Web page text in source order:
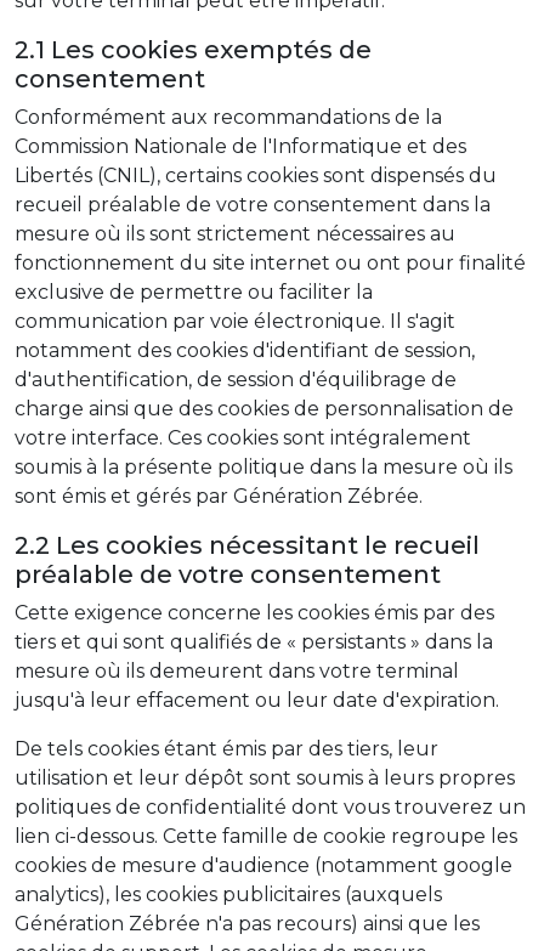
2.1 Les cookies exemptés de
consentement
Conformément aux recommandations de la
Commission Nationale de l'Informatique et des
Libertés (CNIL), certains cookies sont dispensés du
recueil préalable de votre consentement dans la
mesure où ils sont strictement nécessaires au
fonctionnement du site internet ou ont pour finalité
exclusive de permettre ou faciliter la
communication par voie électronique. Il s'agit
notamment des cookies d'identifiant de session,
d'authentification, de session d'équilibrage de
charge ainsi que des cookies de personnalisation de
votre interface. Ces cookies sont intégralement
soumis à la présente politique dans la mesure où ils
sont émis et gérés par Génération Zébrée.
2.2 Les cookies nécessitant le recueil
préalable de votre consentement
Cette exigence concerne les cookies émis par des
tiers et qui sont qualifiés de « persistants » dans la
mesure où ils demeurent dans votre terminal
jusqu'à leur effacement ou leur date d'expiration.
De tels cookies étant émis par des tiers, leur
utilisation et leur dépôt sont soumis à leurs propres
politiques de confidentialité dont vous trouverez un
lien ci-dessous. Cette famille de cookie regroupe les
cookies de mesure d'audience (notamment google
analytics), les cookies publicitaires (auxquels
Génération Zébrée n'a pas recours) ainsi que les